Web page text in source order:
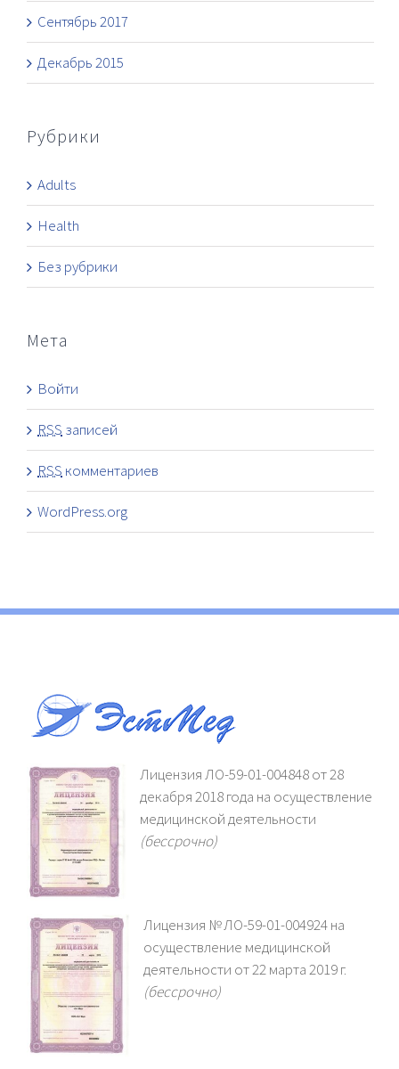
Сентябрь 2017
Декабрь 2015
Рубрики
Adults
Health
Без рубрики
Мета
Войти
RSS записей
RSS комментариев
WordPress.org
Лицензия ЛО-59-01-004848 от 28
декабря 2018 года на осуществление
медицинской деятельности
(бессрочно)
Лицензия № ЛО-59-01-004924 на
осуществление медицинской
деятельности от 22 марта 2019 г.
(бессрочно)